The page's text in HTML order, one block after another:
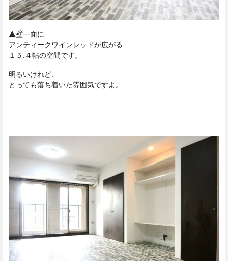
▲壁一面に
アンティークワインレッドが広がる
１５.４帖の空間です。
明るいけれど、
とっても落ち着いた雰囲気ですよ。